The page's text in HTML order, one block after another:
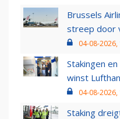
Brussels
streep door
04-08-2026,
Stakingen
winst
04-08-2026,
Staking